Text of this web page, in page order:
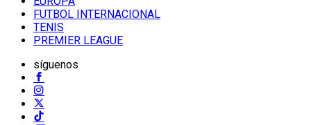
FUTBOL INTERNACIONAL
TENIS
PREMIER LEAGUE
síguenos